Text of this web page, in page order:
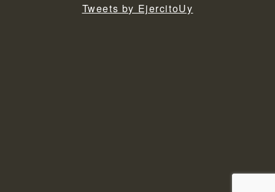
Tweets by EjercitoUy